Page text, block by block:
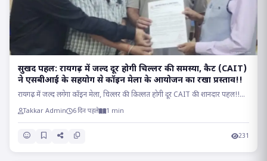
सुखद पहल: रायगढ़ में जल्द दूर होगी चिल्लर की समस्या, कैट (CAIT)
ने एसबीआई के सहयोग से कॉइन मेला के आयोजन का रखा प्रस्ताव!!
रायगढ़ में जल्द लगेगा कॉइन मेला, चिल्लर की किल्लत होगी दूर CAIT की शानदार पहल!!...
Takkar Admin 6 दिन पहले 1 min
231